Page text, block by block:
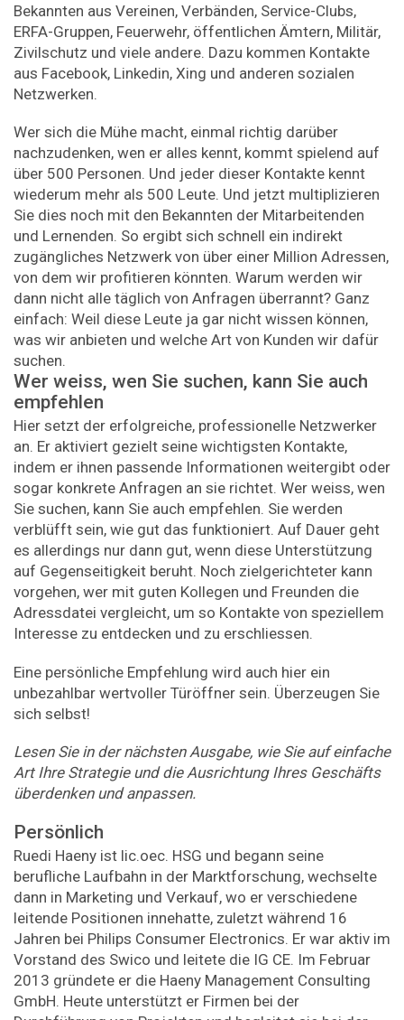
Bekannten aus Vereinen, Verbänden, Service-Clubs,
ERFA-Gruppen, Feuerwehr, öffentlichen Ämtern, Militär,
Zivilschutz und viele andere. Dazu kommen Kontakte
aus Facebook, Linkedin, Xing und anderen sozialen
Netzwerken.
Wer sich die Mühe macht, einmal richtig darüber
nachzudenken, wen er alles kennt, kommt spielend auf
über 500 Personen. Und jeder dieser Kontakte kennt
wiederum mehr als 500 Leute. Und jetzt multiplizieren
Sie dies noch mit den Bekannten der Mitarbeitenden
und Lernenden. So ergibt sich schnell ein indirekt
zugängliches Netzwerk von über einer Million Adressen,
von dem wir profitieren könnten. Warum werden wir
dann nicht alle täglich von Anfragen überrannt? Ganz
einfach: Weil diese Leute ja gar nicht wissen können,
was wir anbieten und welche Art von Kunden wir dafür
suchen.
Wer weiss, wen Sie suchen, kann Sie auch
empfehlen
Hier setzt der erfolgreiche, professionelle Netzwerker
an. Er aktiviert gezielt seine wichtigsten Kontakte,
indem er ihnen passende Informationen weitergibt oder
sogar konkrete Anfragen an sie richtet. Wer weiss, wen
Sie suchen, kann Sie auch empfehlen. Sie werden
verblüfft sein, wie gut das funktioniert. Auf Dauer geht
es allerdings nur dann gut, wenn diese Unterstützung
auf Gegenseitigkeit beruht. Noch zielgerichteter kann
vorgehen, wer mit guten Kollegen und Freunden die
Adressdatei vergleicht, um so Kontakte von speziellem
Interesse zu entdecken und zu erschliessen.
Eine persönliche Empfehlung wird auch hier ein
unbezahlbar wertvoller Türöffner sein. Überzeugen Sie
sich selbst!
Lesen Sie in der nächsten Ausgabe, wie Sie auf einfache
Art Ihre Strategie und die Ausrichtung Ihres Geschäfts
überdenken und anpassen.
Persönlich
Ruedi Haeny ist lic.oec. HSG und begann seine
berufliche Laufbahn in der Marktforschung, wechselte
dann in Marketing und Verkauf, wo er verschiedene
leitende Positionen innehatte, zuletzt während 16
Jahren bei Philips Consumer Electronics. Er war aktiv im
Vorstand des Swico und leitete die IG CE. Im Februar
2013 gründete er die Haeny Management Consulting
GmbH. Heute unterstützt er Firmen bei der